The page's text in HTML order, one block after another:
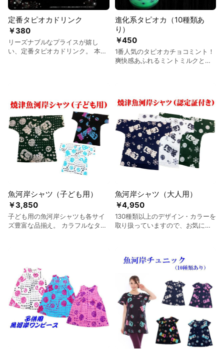
￥380
定番タピオカドリンク
リーズナブルなプライスが嬉し
い、定番タピオカドリンク。 本
￥450
進化系タピオカ（10種類あ
り）
1番人気のタピオカチョコミント！
爽快感あふれるミントミルクと濃
ルチェとして人気のティラミス
を、ドリンクにアレンジ♪ マスカ
ルポーネ味の美味しいドリンク
に、ほのかなコーヒーの味と香り
が上品にコラボ。 当店オススメの
ドリンクです。 他にも チャイ、ホ
ワイトチョコミルク、沖縄黒みつ
ミルク、バナナミルクチョコ、杏
等、いろいろなタピオカメニュー
をご用意しています。 ＋50円でラ
ージサイズに変更できます。 （画
像のホイップトッピングは+50
円） ☆ミルクベースのアルコール
す）
￥3,850
魚河岸シャツ（子ども用）
子ども用の魚河岸シャツも各サイ
ズ豊富な品揃え。 カラフルなタイ
￥4,950
魚河岸シャツ（大人用）
130種類以上のデザイン・カラーを
取り扱っていますので、お気に入
で・・・ メンズ・レディースとも
に品揃えが充実しています。 ※デ
ザイン・カラー・サイズで値段は
異なります （4,950円～）